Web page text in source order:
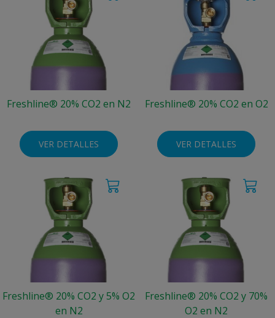
Freshline® 20% CO2 en N2
VER DETALLES
Freshline® 20% CO2 en O2
VER DETALLES
Freshline® 20% CO2 y 5% O2
en N2
Freshline® 20% CO2 y 70%
O2 en N2